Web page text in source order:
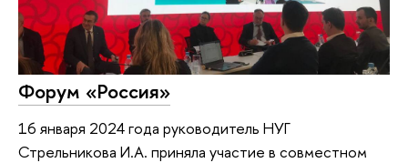
Форум «Россия»
16 января 2024 года руководитель НУГ
Стрельникова И.А. приняла участие в совместном